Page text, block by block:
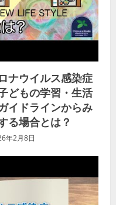
ナウイルス感染症
どもの学習・生活
イドラインからみ
る場合とは？
年2月8日